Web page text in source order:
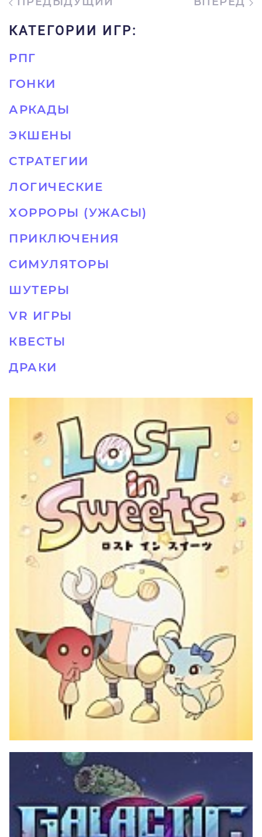
КАТЕГОРИИ ИГР:
РПГ
ГОНКИ
АРКАДЫ
ЭКШЕНЫ
СТРАТЕГИИ
ЛОГИЧЕСКИЕ
ХОРРОРЫ (УЖАСЫ)
ПРИКЛЮЧЕНИЯ
СИМУЛЯТОРЫ
ШУТЕРЫ
VR ИГРЫ
КВЕСТЫ
ДРАКИ